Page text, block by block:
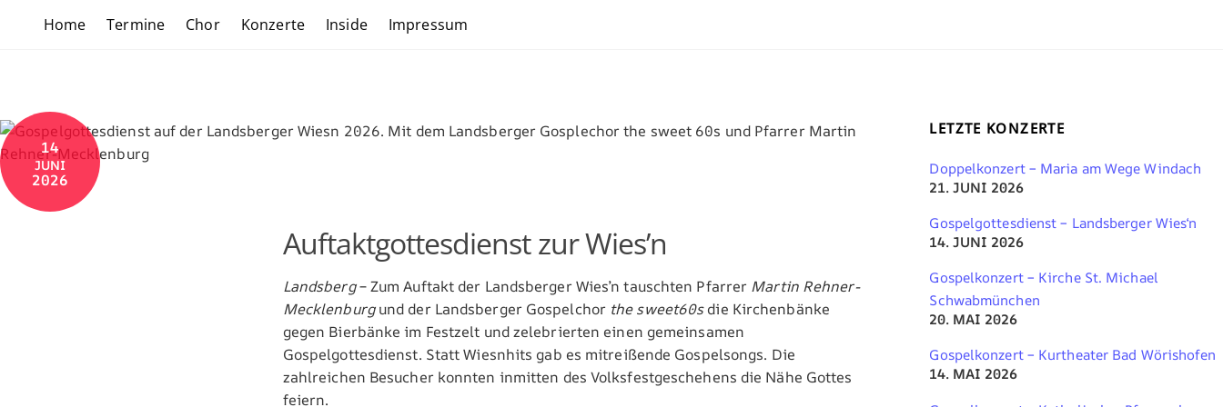
Home Termine Chor Konzerte Inside Impressum
14
JUNI
2026
Auftaktgottesdienst zur Wies’n
Landsberg– Zum Auftakt der Landsberger Wies’n tauschten Pfarrer Martin Rehner-
Mecklenburgund der Landsberger Gospelchor the sweet60sdie Kirchenbänke
gegen Bierbänke im Festzelt und zelebrierten einen gemeinsamen
Gospelgottesdienst. Statt Wiesnhits gab es mitreißende Gospelsongs. Die
zahlreichen Besucher konnten inmitten des Volksfestgeschehens die Nähe Gottes
feiern.
LETZTE KONZERTE
Doppelkonzert – Maria am Wege Windach
21. JUNI 2026
Gospelgottesdienst – Landsberger Wies‘n
14. JUNI 2026
Gospelkonzert – Kirche St. Michael
Schwabmünchen
20. MAI 2026
Gospelkonzert – Kurtheater Bad Wörishofen
14. MAI 2026